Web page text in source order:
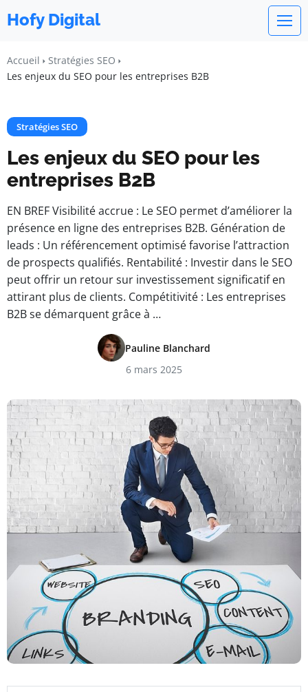
Hofy Digital
Accueil
Stratégies SEO
Les enjeux du SEO pour les entreprises B2B
Stratégies SEO
Les enjeux du SEO pour les
entreprises B2B
EN BREF Visibilité accrue : Le SEO permet d’améliorer la
présence en ligne des entreprises B2B. Génération de
leads : Un référencement optimisé favorise l’attraction
de prospects qualifiés. Rentabilité : Investir dans le SEO
peut offrir un retour sur investissement significatif en
attirant plus de clients. Compétitivité : Les entreprises
B2B se démarquent grâce à …
Pauline Blanchard
6 mars 2025